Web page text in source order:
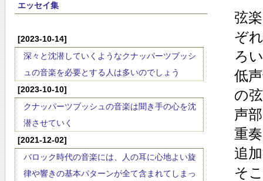
エッセイ集
[2023-10-14]
深々と沈潜していくようなクナッパーツブッシ
ュの音楽を必要とする人は多いのでしょう
[2023-10-10]
クナッパーツブッシュの音楽は聞き手の心を沈
潜させていく
[2021-12-02]
バロック時代の音楽には、人の耳に心地よい旋
律や響きの基本パターンが全て含まれてしまっ
弦
ぞ
ろ
低
の
声
重
追
そ